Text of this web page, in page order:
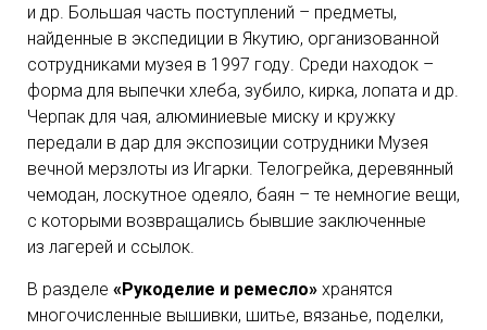
и др. Большая часть поступлений – предметы,
найденные в экспедиции в Якутию, организованной
сотрудниками музея в 1997 году. Среди находок –
форма для выпечки хлеба, зубило, кирка, лопата и др.
Черпак для чая, алюминиевые миску и кружку
передали в дар для экспозиции сотрудники Музея
вечной мерзлоты из Игарки. Телогрейка, деревянный
чемодан, лоскутное одеяло, баян – те немногие вещи,
с которыми возвращались бывшие заключенные
из лагерей и ссылок.
В разделе «Рукоделие и ремесло» хранятся
многочисленные вышивки, шитье, вязанье, поделки,